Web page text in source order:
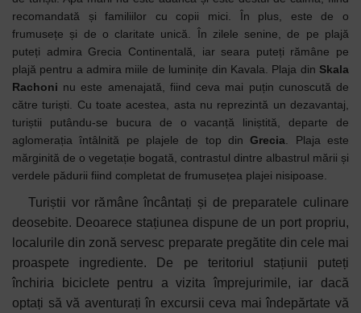
recomandată și familiilor cu copii mici. În plus, este de o
frumusețe și de o claritate unică. În zilele senine, de pe plajă
puteți admira Grecia Continentală, iar seara puteți rămâne pe
plajă pentru a admira miile de luminițe din Kavala. Plaja din Skala
Rachoni nu este amenajată, fiind ceva mai puțin cunoscută de
către turiști. Cu toate acestea, asta nu reprezintă un dezavantaj,
turiștii putându-se bucura de o vacanță liniștită, departe de
aglomerația întâlnită pe plajele de top dinGrecia . Plaja este
mărginită de o vegetație bogată, contrastul dintre albastrul mării și
verdele pădurii fiind completat de frumusețea plajei nisipoase.
Turiștii vor rămâne încântați și de preparatele culinare
deosebite. Deoarece stațiunea dispune de un port propriu,
localurile din zonă servesc preparate pregătite din cele mai
proaspete ingrediente. De pe teritoriul stațiunii puteți
închiria biciclete pentru a vizita împrejurimile, iar dacă
optați să vă aventurați în excursii ceva mai îndepărtate vă